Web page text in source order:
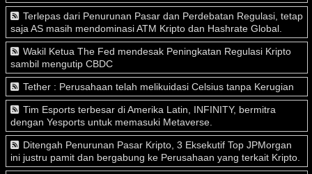
Terlepas dari Penurunan Pasar dan Perdebatan Regulasi, tetap
saja AS masih mendominasi ATM Kripto dan Hashrate Global.
Wakil Ketua The Fed mendesak Peningkatan Regulasi Kripto
sambil mengutip CBDC
Tether : Perusahaan telah melikuidasi Celsius tanpa Kerugian
Tim Esports terbesar di Amerika Latin, INFINITY, bermitra
dengan Yesports untuk memasuki Metaverse.
Ditengah Penurunan Pasar Kripto, 3 Eksekutif Top JPMorgan
ini justru pamit dan bergabung ke Perusahaan yang terkait Kripto.